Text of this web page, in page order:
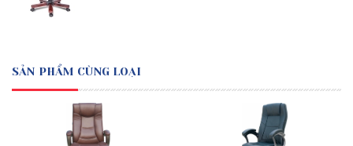
SẢN PHẨM CÙNG LOẠI